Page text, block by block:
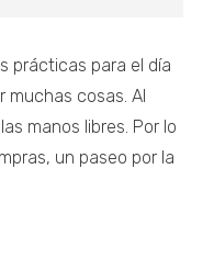
prácticas para el día
muchas cosas. Al
manos libres. Por lo
un paseo por la